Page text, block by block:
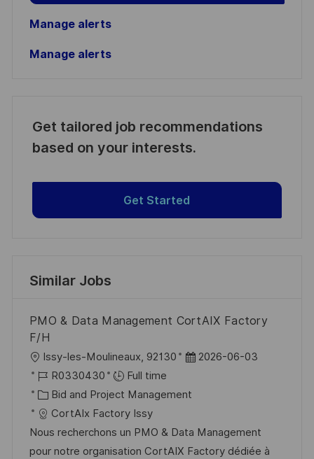
Manage alerts
Manage alerts
Get tailored job recommendations
based on your interests.
Get Started
Similar Jobs
PMO & Data Management CortAIX Factory
F/H
L
o
c
a
t
i
Issy-les-Moulineaux, 92130
P
s
e
d
2026-06-03
J
o
b
I
d
R0330430
Full time
C
a
t
e
Bid and Project Management
CortAIx Factory Issy
Nous recherchons un PMO & Data Management
pour notre organisation CortAIX Factory dédiée à